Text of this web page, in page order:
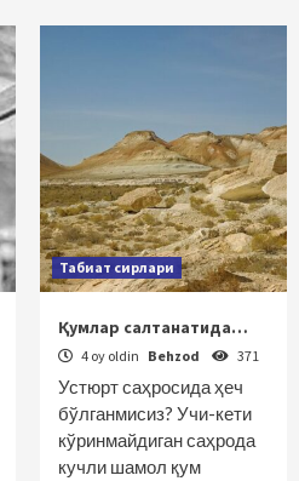
Табиат сирлари
Қумлар салтанатида…
4 oy oldin Behzod 371
Устюрт саҳросида ҳеч
бўлганмисиз? Учи-кети
кўринмайдиган саҳрода
кучли шамол қум